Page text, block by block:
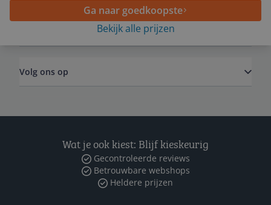
Ga naar goedkoopste
Bekijk alle prijzen
Volg ons op
Wat je ook kiest: Blijf kieskeurig
Gecontroleerde reviews
Betrouwbare webshops
Heldere prijzen